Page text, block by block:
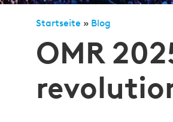
Startseite » Blog
OMR